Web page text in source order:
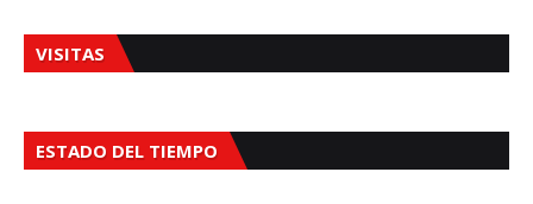
VISITAS
ESTADO DEL TIEMPO